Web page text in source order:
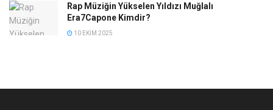
Rap Müziğin Yükselen Yıldızı Muğlalı
Era7Capone Kimdir?
10 EKIM 2025